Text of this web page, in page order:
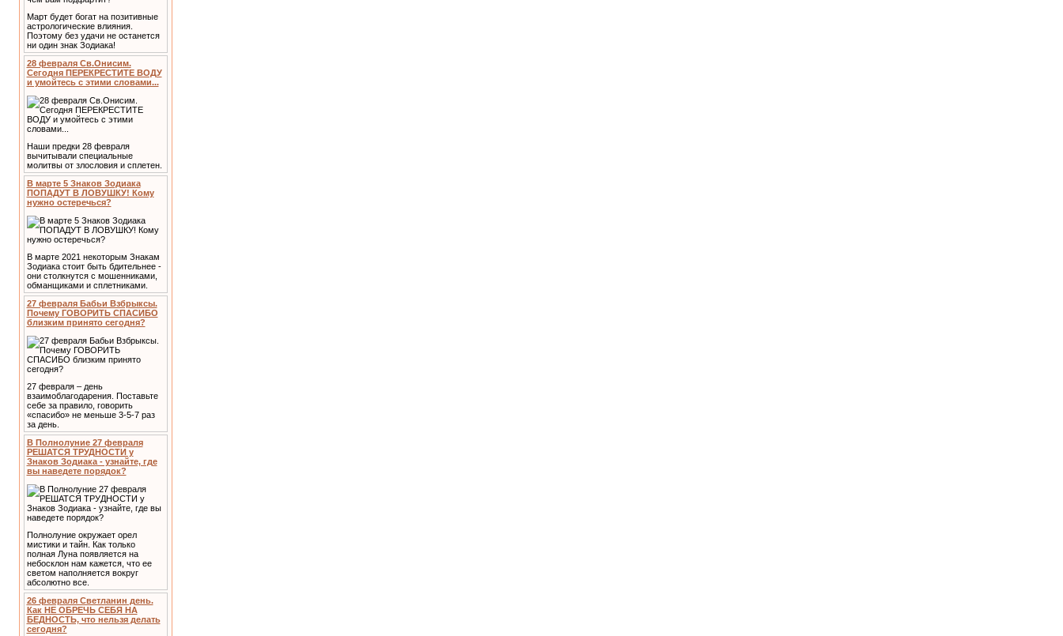
Март будет богат на позитивные
астрологические влияния.
Поэтому без удачи не останется
ни один знак Зодиака!
28 февраля Св.Онисим.
Сегодня ПЕРЕКРЕСТИТЕ ВОДУ
и умойтесь с этими словами...
Наши предки 28 февраля
вычитывали специальные
молитвы от злословия и сплетен.
В марте 5 Знаков Зодиака
ПОПАДУТ В ЛОВУШКУ! Кому
нужно остеречься?
В марте 2021 некоторым Знакам
Зодиака стоит быть бдительнее -
они столкнутся с мошенниками,
обманщиками и сплетниками.
27 февраля Бабьи Взбрыксы.
Почему ГОВОРИТЬ СПАСИБО
близким принято сегодня?
27 февраля – день
взаимоблагодарения. Поставьте
себе за правило, говорить
«спасибо» не меньше 3-5-7 раз
за день.
В Полнолуние 27 февраля
РЕШАТСЯ ТРУДНОСТИ у
Знаков Зодиака - узнайте, где
вы наведете порядок?
Полнолуние окружает орел
мистики и тайн. Как только
полная Луна появляется на
небосклон нам кажется, что ее
светом наполняется вокруг
абсолютно все.
26 февраля Светланин день.
Как НЕ ОБРЕЧЬ СЕБЯ НА
БЕДНОСТЬ, что нельзя делать
сегодня?